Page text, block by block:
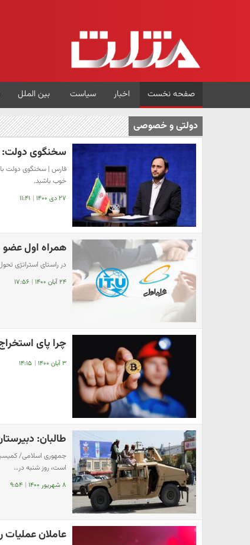
صفحه نخست اخبار سیاست بین الملل
دولتی و خصوصی
سخنگوی دولت:
فارس | سخنگوی دولت با
خوب باشید.
۲۷ دی ۱۴۰۰ | ۱۱:۴۱
همراه اول عضو
در راستای استراتژی
۲۴ آبان ۱۴۰۰ | ۱۷:۵۶
چرا پای
۳ آبان ۱۴۰۰ | ۱۴:۱۵
طالبان:
جمهوری اسلامی/
است، روز شنبه در…
۸ شهریور ۱۴۰۰ | ۹:۵۴
عاملان عملیات